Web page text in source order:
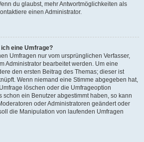
du glaubst, mehr Antwortmöglichkeiten als
einen Administrator.
eine Umfrage?
Umfragen nur vom ursprünglichen Verfasser,
Administrator bearbeitet werden. Um eine
den ersten Beitrag des Themas; dieser ist
Wenn niemand eine Stimme abgegeben hat,
löschen oder die Umfrageoption
schon ein Benutzer abgestimmt haben, so kann
oder Administratoren geändert oder
die Manipulation von laufenden Umfragen